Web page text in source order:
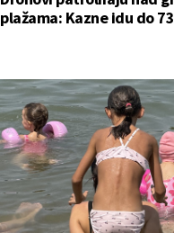
plažama: Kazne idu do